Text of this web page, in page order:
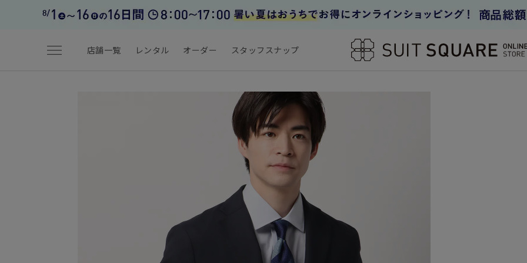
menu 店舗一覧 レンタル オーダー スタッフスナップ